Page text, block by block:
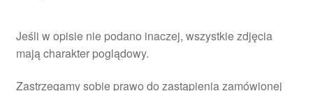
Jeśli w opisie nie podano inaczej, wszystkie zdjęcia
mają charakter poglądowy.
Zastrzegamy sobie prawo do zastąpienia zamówionej